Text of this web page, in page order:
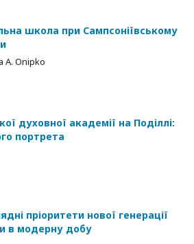
школа при Сампсоніївському
А. Onipko
духовної академії на Поділлі:
портрета
пріоритети нової генерації
в модерну добу